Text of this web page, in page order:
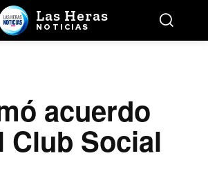
Las Heras
NOTICIAS
acuerdo
Club Social